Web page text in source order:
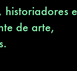
historiadores e
de arte,